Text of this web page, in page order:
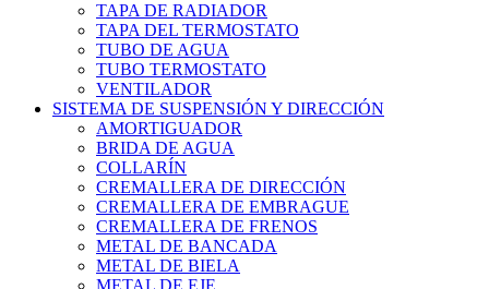
TAPA DE RADIADOR
TAPA DEL TERMOSTATO
TUBO DE AGUA
TUBO TERMOSTATO
VENTILADOR
SISTEMA DE SUSPENSIÓN Y DIRECCIÓN
AMORTIGUADOR
BRIDA DE AGUA
COLLARÍN
CREMALLERA DE DIRECCIÓN
CREMALLERA DE EMBRAGUE
CREMALLERA DE FRENOS
METAL DE BANCADA
METAL DE BIELA